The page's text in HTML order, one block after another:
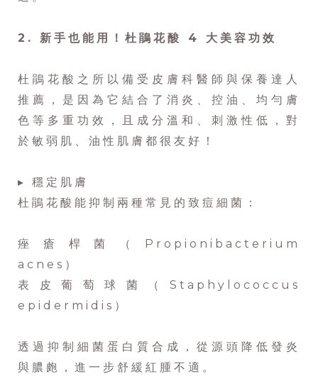
2. 新手也能用！杜鵑花酸 4 大美容功效
杜鵑花酸之所以備受皮膚科醫師與保養達人
推薦，是因為它結合了消炎、控油、均勻膚
色等多重功效，且成分溫和、刺激性低，對
於敏弱肌、油性肌膚都很友好！
▸ 穩定肌膚
杜鵑花酸能抑制兩種常見的致痘細菌：
痤瘡桿菌（Propionibacterium
acnes）
表皮葡萄球菌（Staphylococcus
epidermidis）
透過抑制細菌蛋白質合成，從源頭降低發炎
與膿皰，進一步舒緩紅腫不適。